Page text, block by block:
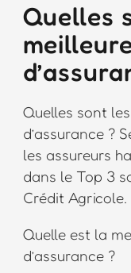
Quelles
Quelles sont
d’assurance ?
les assureurs
dans le Top 3
Crédit Agricole.
Quelle est la
d’assurance ?